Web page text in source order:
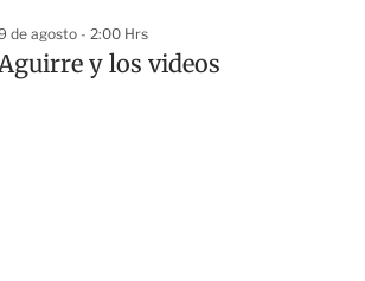
de agosto - 2:00 Hrs
y los videos